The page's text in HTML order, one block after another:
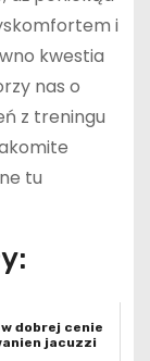
i
kwestia
nas o
z treningu
tu
dobrej cenie
jacuzzi